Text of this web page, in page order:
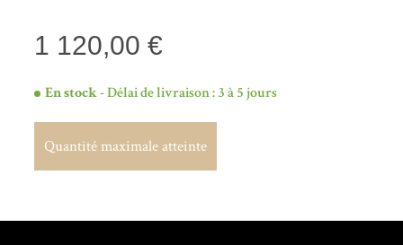
1 120,00 €
En stock- Délai de livraison : 3 à 5 jours
Quantité maximale atteinte
Quantité maximale atteinte